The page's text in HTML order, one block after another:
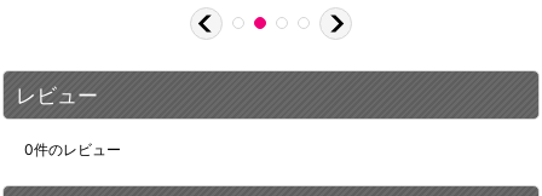
レビュー
0件のレビュー